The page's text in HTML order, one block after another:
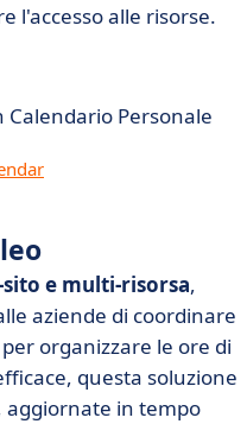
l'accesso alle risorse.
Personale
e multi-risorsa,
aziende di coordinare
organizzare le ore di
questa soluzione
aggiornate in tempo